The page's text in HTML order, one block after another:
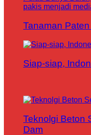
Tanaman
Siap-siap,
Teknolgi Beton
Dam